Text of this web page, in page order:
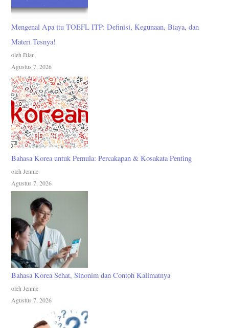
Mengenal Apa itu TOEFL ITP: Definisi, Kegunaan, Biaya, dan
Materi Tesnya!
oleh Dian
Agustus 7, 2026
Bahasa Korea untuk Pemula: Percakapan & Kosakata Penting
oleh Jennie
Agustus 7, 2026
Bahasa Korea Sehat, Sinonim dan Contoh Kalimatnya
oleh Jennie
Agustus 7, 2026